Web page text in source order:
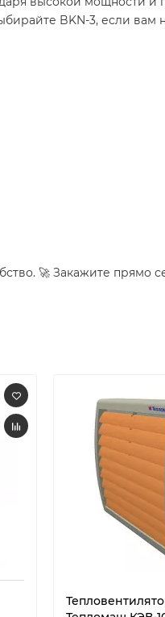
BKN-3, если вам
🚀 Закажите прямо